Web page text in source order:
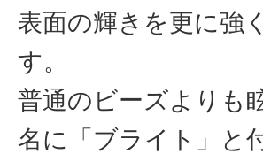
表面の輝きを更に強
す。
普通のビーズよりも
名に「ブライト」と